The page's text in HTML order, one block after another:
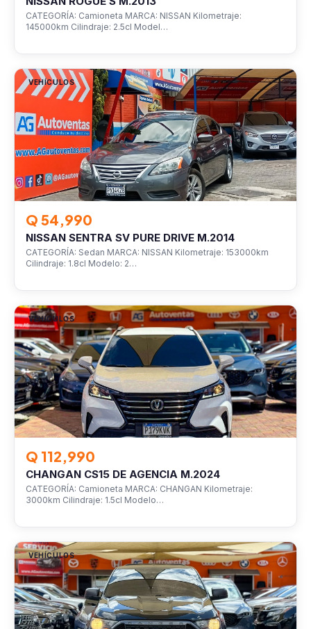
CATEGORÍA: Camioneta MARCA: NISSAN Kilometraje:
145000km Cilindraje: 2.5cl Model…
VEHÍCULOS
Q 54,990
NISSAN SENTRA SV PURE DRIVE M.2014
CATEGORÍA: Sedan MARCA: NISSAN Kilometraje: 153000km
Cilindraje: 1.8cl Modelo: 2…
VEHÍCULOS
Q 112,990
CHANGAN CS15 DE AGENCIA M.2024
CATEGORÍA: Camioneta MARCA: CHANGAN Kilometraje:
3000km Cilindraje: 1.5cl Modelo…
VEHÍCULOS